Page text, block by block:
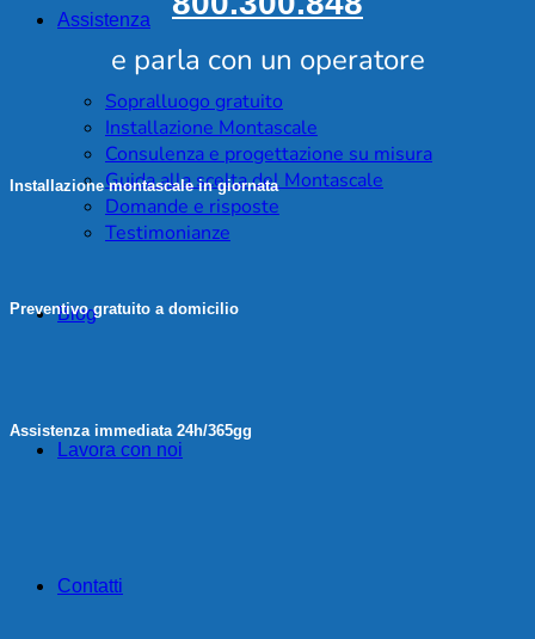
Assistenza
Sopralluogo gratuito
Installazione Montascale
Consulenza e progettazione su misura
Guida alla scelta del Montascale
Domande e risposte
Testimonianze
Blog
Lavora con noi
Contatti
e parla con un operatore
Installazione montascale in giornata
Preventivo gratuito a domicilio
Assistenza immediata 24h/365gg